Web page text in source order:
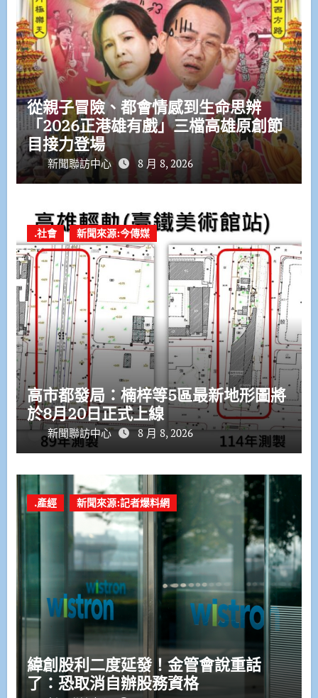
從親子冒險、都會情感到生命思辨
「2026正港雄有戲」三檔高雄原創節
目接力登場
新聞聯訪中心 8 月 8, 2026
.社會 新聞來源:今傳媒
高市都發局：楠梓等5區最新地形圖將
於8月20日正式上線
新聞聯訪中心 8 月 8, 2026
.產經 新聞來源:記者爆料網
緯創股利二度延發！金管會說重話
了：恐取消自辦股務資格